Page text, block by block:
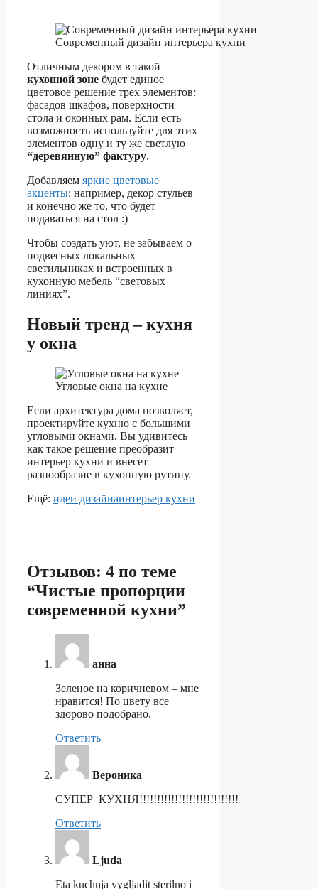
Современный дизайн интерьера кухни
Отличным декором в такой
кухонной зоне будет единое
цветовое решение трех элементов:
фасадов шкафов, поверхности
стола и оконных рам. Если есть
возможность используйте для этих
элементов одну и ту же светлую
“деревянную” фактуру.
Добавляем яркие цветовые
акценты: например, декор стульев
и конечно же то, что будет
подаваться на стол :)
Чтобы создать уют, не забываем о
подвесных локальных
светильниках и встроенных в
кухонную мебель “световых
линиях”.
Новый тренд – кухня
у окна
Угловые окна на кухне
Если архитектура дома позволяет,
проектируйте кухню с большими
угловыми окнами. Вы удивитесь
как такое решение преобразит
интерьер кухни и внесет
разнообразие в кухонную рутину.
Ещё: идеи дизайнаинтерьер кухни
Отзывов: 4 по теме
“Чистые пропорции
современной кухни”
анна
Зеленое на коричневом – мне
нравится! По цвету все
здорово подобрано.
Ответить
Вероника
СУПЕР_КУХНЯ!!!!!!!!!!!!!!!!!!!!!!!!!!!!
Ответить
Ljuda
Eta kuchnja vygljadit sterilno i